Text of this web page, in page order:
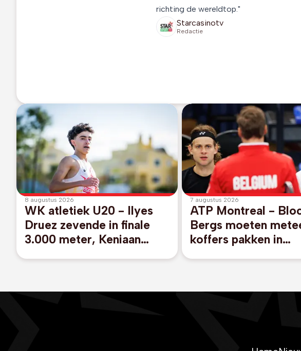
richting de wereldtop."
Starcasinotv
Redactie
8 augustus 2026
WK atletiek U20 - Ilyes
Druez zevende in finale
3.000 meter, Keniaan
7 augustus 2026
ATP Montreal -
Bergs moeten
koffers pakken in